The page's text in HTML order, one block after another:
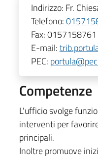
Indirizzo: Fr.
Telefono:
Fax:0157158761
E-mail:
PEC:
Competenze
L'ufficio svolge
interventi per
principali.
Inoltre promuove